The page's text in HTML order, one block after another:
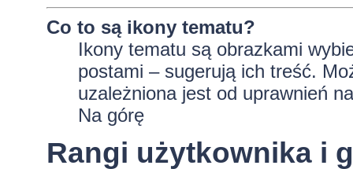
Co to są ikony tematu?
Ikony tematu są obrazkami
postami – sugerują ich treść.
uzależniona jest od uprawnień
Na górę
Rangi użytkownika i